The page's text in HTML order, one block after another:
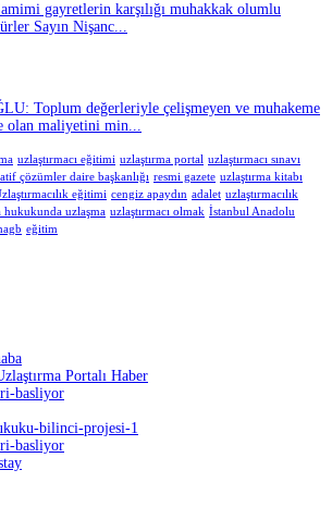
gayretlerin karşılığı muhakkak olumlu
Sayın Nişanc...
Toplum değerleriyle çelişmeyen ve muhakeme
olan maliyetini min...
uzlaştırmacı eğitimi uzlaştırma portal uzlaştırmacı sınavı
çözümler daire başkanlığı resmi gazete uzlaştırma kitabı
eğitimi cengiz apaydın adalet uzlaştırmacılık
hukukunda uzlaşma uzlaştırmacı olmak İstanbul Anadolu
eğitim